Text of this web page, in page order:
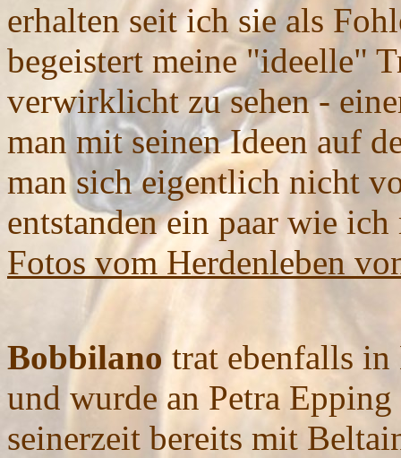
erhalten seit ich sie als
begeistert meine "ideelle"
verwirklicht zu sehen -
man mit seinen Ideen auf
man sich eigentlich nicht
entstanden ein paar wie
Fotos vom Herdenleben
Bobbilano trat ebenfalls in
und wurde an Petra
seinerzeit bereits mit